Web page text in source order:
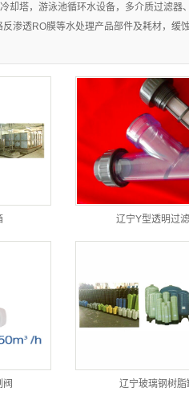
塔，游泳池循环水设备，多介质过滤
渗透RO膜等水处理产品部件及耗材，缓
辽宁Y型透明过
阀 辽宁玻璃钢树脂